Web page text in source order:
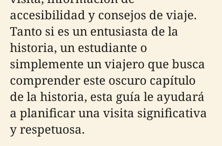
accesibilidad y consejos de viaje.
Tanto si es un entusiasta de la
historia, un estudiante o
simplemente un viajero que busca
comprender este oscuro capítulo
de la historia, esta guía le ayudará
a planificar una visita significativa
y respetuosa.